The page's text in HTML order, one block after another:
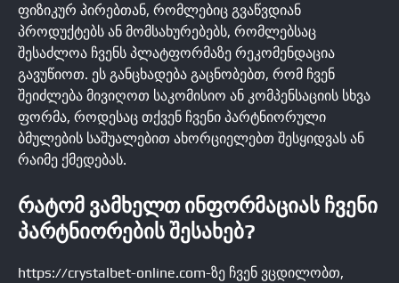
ფიზიკურ პირებთან, რომლებიც გვაწვდიან
პროდუქტებს ან მომსახურებებს, რომლებსაც
შესაძლოა ჩვენს პლატფორმაზე რეკომენდაცია
გავუწიოთ. ეს განცხადება გაცნობებთ, რომ ჩვენ
შეიძლება მივიღოთ საკომისიო ან კომპენსაციის სხვა
ფორმა, როდესაც თქვენ ჩვენი პარტნიორული
ბმულების საშუალებით ახორციელებთ შესყიდვას ან
რაიმე ქმედებას.
ᲠᲐᲢᲝᲛ ᲕᲐᲛᲮᲔᲚᲗ ᲘᲜᲤᲝᲠᲛᲐᲪᲘᲐᲡ ᲩᲕᲔᲜᲘ
ᲞᲐᲠᲢᲜᲘᲝᲠᲔᲑᲘᲡ ᲨᲔᲡᲐᲮᲔᲑ?
https://crystalbet-online.com-ზე ჩვენ ვცდილობთ,